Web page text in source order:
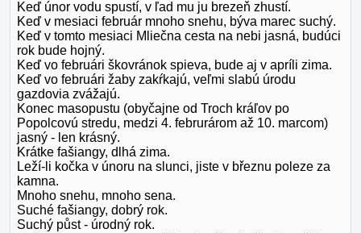
Keď únor vodu spustí, v ľad mu ju brezeň zhustí.
Keď v mesiaci február mnoho snehu, býva marec suchý.
Keď v tomto mesiaci Mliečna cesta na nebi jasná, budúci
rok bude hojný.
Keď vo februári škovránok spieva, bude aj v apríli zima.
Keď vo februári žaby zakŕkajú, veľmi slabú úrodu
gazdovia zvážajú.
Konec masopustu (obyčajne od Troch kráľov po
Popolcovú stredu, medzi 4. februrárom až 10. marcom)
jasný - len krásný.
Krátke fašiangy, dlhá zima.
Leží-li kočka v únoru na slunci, jiste v březnu poleze za
kamna.
Mnoho snehu, mnoho sena.
Suché fašiangy, dobrý rok.
Suchý půst - úrodný rok.